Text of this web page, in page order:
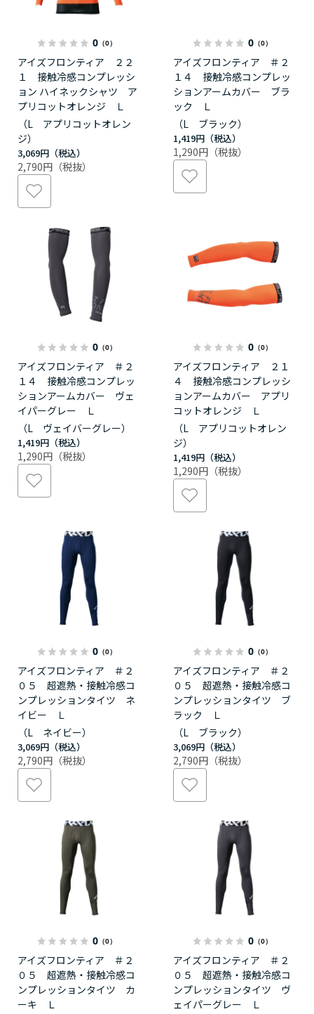
0 （0）
アイズフロンティア ２２
１ 接触冷感コンプレッシ
ョン ハイネックシャツ ア
プリコットオレンジ Ｌ
（L アプリコットオレン
ジ）
3,069円
2,790円
0（0）
アイズフロンティア ＃２
１４ 接触冷感コンプレッ
ションアームカバー ブラ
ック Ｌ
（L ブラック）
1,419円
1,290円
0 （0）
アイズフロンティア ＃２
１４ 接触冷感コンプレッ
ションアームカバー ヴェ
イパーグレー Ｌ
（L ヴェイバーグレー）
1,419円
1,290円
0（0）
アイズフロンティア ２１
４ 接触冷感コンプレッシ
ョンアームカバー アプリ
コットオレンジ Ｌ
（L アプリコットオレン
ジ）
1,419円
1,290円
0 （0）
アイズフロンティア ＃２
０５ 超遮熱・接触冷感コ
ンプレッションタイツ ネ
イビー Ｌ
（L ネイビー）
3,069円
2,790円
0（0）
アイズフロンティア ＃２
０５ 超遮熱・接触冷感コ
ンプレッションタイツ ブ
ラック Ｌ
（L ブラック）
3,069円
2,790円
0 （0）
アイズフロンティア ＃２
０５ 超遮熱・接触冷感コ
ンプレッションタイツ カ
ーキ Ｌ
0（0）
アイズフロンティア ＃２
０５ 超遮熱・接触冷感コ
ンプレッションタイツ ヴ
ェイパーグレー Ｌ